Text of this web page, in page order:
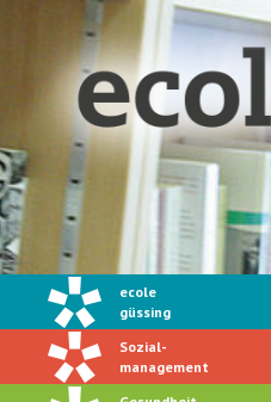
ecole
güssing
Sozial-
management